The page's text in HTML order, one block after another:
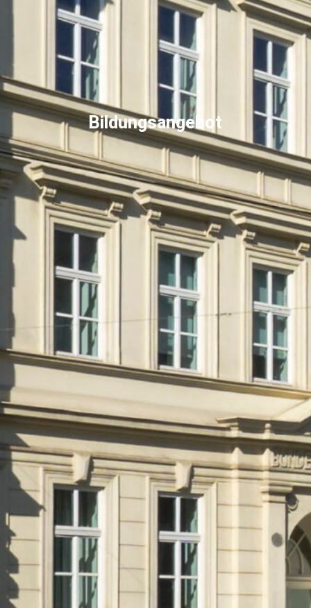
Bildungsangebot